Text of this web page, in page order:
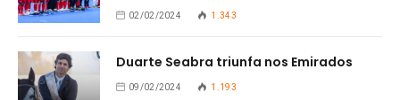
02/02/2024 1.343
Duarte Seabra triunfa nos Emirados
09/02/2024 1.193